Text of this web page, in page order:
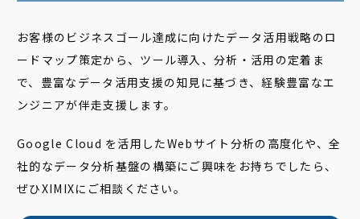
お客様のビジネスゴール達成に向けたデータ活用戦略のロ
ードマップ策定から、ツール導入、分析・活用の定着ま
で、豊富なデータ活用支援の知見に基づき、経験豊富なエ
ンジニアが伴走支援します。
Google Cloud を活用したWebサイト分析の高度化や、全
社的なデータ分析基盤の構築にご興味をお持ちでしたら、
ぜひXIMIXにご相談ください。